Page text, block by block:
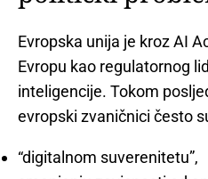
Evropska unija je kroz AI
Evropu kao regulatornog
inteligencije. Tokom
evropski zvaničnici često
“digitalnom suverenitetu”,